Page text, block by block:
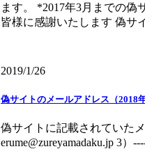
ます。 *2017年3月までの
皆様に感謝いたします 偽サ
2019/1/26
偽サイトのメールアドレス（2018
偽サイトに記載されていたメ
erume@zureyamadaku.jp 3）